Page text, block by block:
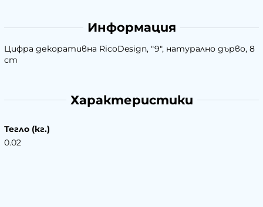
Информация
Цифра декоративна RicoDesign, "9", натурално дърво, 8
cm
Характеристики
Тегло (кг.)
0.02